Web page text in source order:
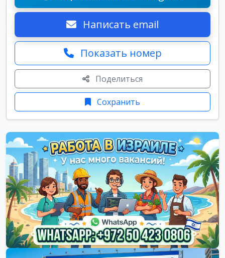
Написать email
Показать номер
Поделиться
Сохранить